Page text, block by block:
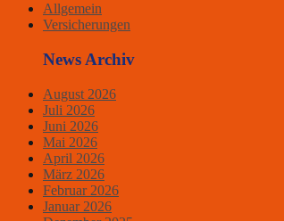
Allgemein
Versicherungen
News Archiv
August 2026
Juli 2026
Juni 2026
Mai 2026
April 2026
März 2026
Februar 2026
Januar 2026